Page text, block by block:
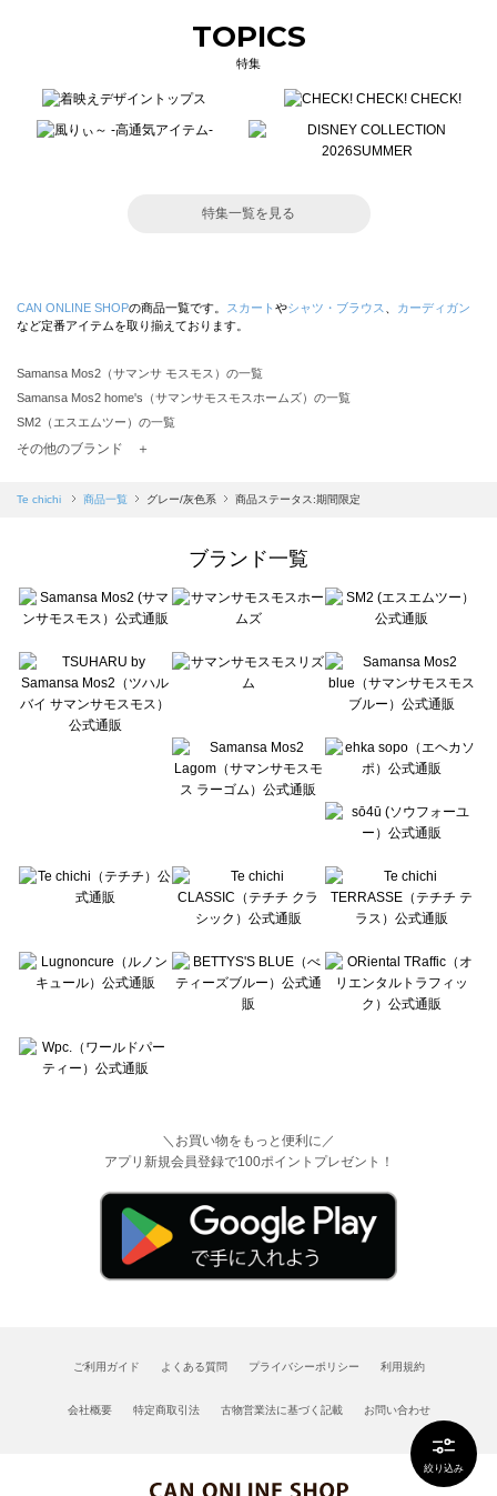
絞り込み
TOPICS
特集
特集一覧を見る
CAN ONLINE SHOPの商品一覧です。 スカート やシャツ・ブラウス
カーディガン
など定番アイテムを取り揃えております。
Samansa Mos2（サマンサ モスモス）の一覧
Samansa Mos2 home's（サマンサモスモスホームズ）の一覧
SM2（エスエムツー）の一覧
TSUHARU by Samansa Mos2（ツハルバイサマンサモスモス）の一覧
Samansa Mos2 blue（サマンサモスモス ブルー）の一覧
Te chichi（テチチ）の一覧
Te chichi CLASSIC（テチチ クラシック）の一覧
Lugnoncure（ルノンキュール）の一覧
BETTY'S BLUE（べティーズブルー）の一覧
Wpc.（ワールドパーティー）の一覧
その他のブランド ＋
Te chichi 商品一覧 グレー/灰色系 商品ステータス:期間限定
ブランド一覧
＼お買い物をもっと便利に／
アプリ新規会員登録で100ポイントプレゼント！
ご利用ガイド よくある質問 プライバシーポリシー 利用規約
会社概要 特定商取引法 古物営業法に基づく記載 お問い合わせ